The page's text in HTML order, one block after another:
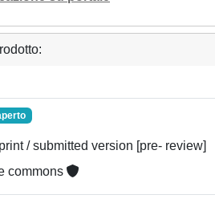
/ submitted version [pre- review]
commons